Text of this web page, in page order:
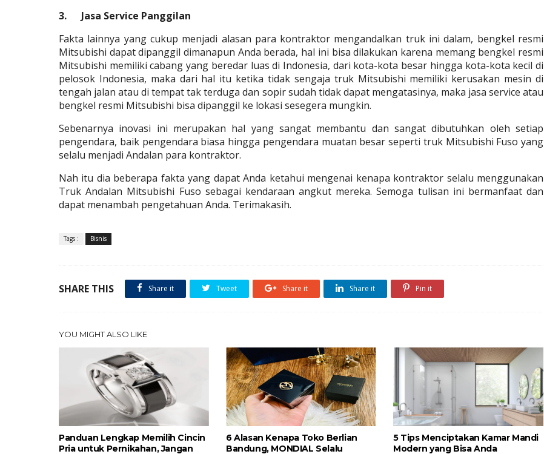
3.      Jasa Service Panggilan
Fakta lainnya yang cukup menjadi alasan para kontraktor mengandalkan truk ini dalam, bengkel resmi
Mitsubishi dapat dipanggil dimanapun Anda berada, hal ini bisa dilakukan karena memang bengkel resmi
Mitsubishi memiliki cabang yang beredar luas di Indonesia, dari kota-kota besar hingga kota-kota kecil di
pelosok Indonesia, maka dari hal itu ketika tidak sengaja truk Mitsubishi memiliki kerusakan mesin di
tengah jalan atau di tempat tak terduga dan sopir sudah tidak dapat mengatasinya, maka jasa service atau
bengkel resmi Mitsubishi bisa dipanggil ke lokasi sesegera mungkin.
Sebenarnya inovasi ini merupakan hal yang sangat membantu dan sangat dibutuhkan oleh setiap
pengendara, baik pengendara biasa hingga pengendara muatan besar seperti truk Mitsubishi Fuso yang
selalu menjadi Andalan para kontraktor.
Truk Andalan Mitsubishi Fuso sebagai kendaraan angkut mereka. Semoga tulisan ini bermanfaat dan
dapat menambah pengetahuan Anda. Terimakasih.
Tags : Bisnis
SHARE THIS Share it Tweet Share it Share it Pin it
YOU MIGHT ALSO LIKE
Panduan Lengkap Memilih Cincin
Pria untuk Pernikahan, Jangan
6 Alasan Kenapa Toko Berlian
Bandung, MONDIAL Selalu
5 Tips Menciptakan Kamar Mandi
Modern yang Bisa Anda